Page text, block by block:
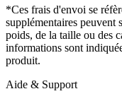
*Ces frais d'envoi se
supplémentaires peuvent
poids, de la taille ou des
informations sont
produit.
Aide & Support